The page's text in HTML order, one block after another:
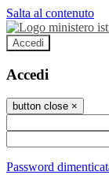
Salta al contenuto
Accedi
Accedi
button close ×
Password